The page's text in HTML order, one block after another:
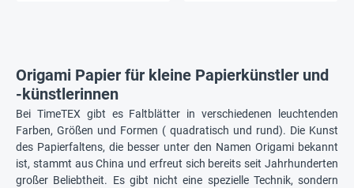
Origami Papier für kleine Papierkünstler und
-künstlerinnen
Bei TimeTEX gibt es Faltblätter in verschiedenen leuchtenden
Farben, Größen und Formen ( quadratisch und rund). Die Kunst
des Papierfaltens, die besser unter den Namen Origami bekannt
ist, stammt aus China und erfreut sich bereits seit Jahrhunderten
großer Beliebtheit. Es gibt nicht eine spezielle Technik, sondern